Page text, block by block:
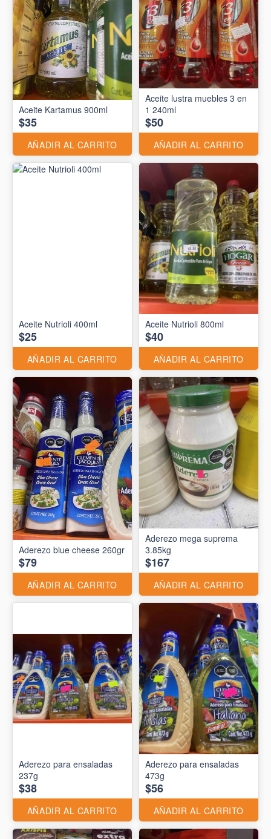
Aceite Kartamus 900ml
$35
AÑADIR AL CARRITO
Aceite lustra muebles 3 en
1 240ml
$50
AÑADIR AL CARRITO
Aceite Nutrioli 400ml
$25
AÑADIR AL CARRITO
Aceite Nutrioli 800ml
$40
AÑADIR AL CARRITO
Aderezo blue cheese 260gr
$79
AÑADIR AL CARRITO
Aderezo mega suprema
3.85kg
$167
AÑADIR AL CARRITO
Aderezo para ensaladas
237g
$38
AÑADIR AL CARRITO
Aderezo para ensaladas
473g
$56
AÑADIR AL CARRITO